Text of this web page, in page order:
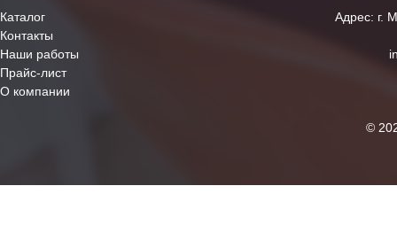
Каталог
Контакты
Наши работы
Прайс-лист
О компании
Адрес: г.
©